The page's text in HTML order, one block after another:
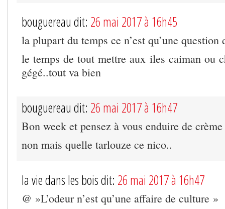
bouguereau dit: 26 mai 2017 à 16h45
la plupart du temps ce n’est qu’une question
le temps de tout mettre aux iles caiman ou
gégé..tout va bien
bouguereau dit: 26 mai 2017 à 16h47
Bon week et pensez à vous enduire de crème
non mais quelle tarlouze ce nico..
la vie dans les bois dit: 26 mai 2017 à 16h47
@ »L’odeur n’est qu’une affaire de culture »